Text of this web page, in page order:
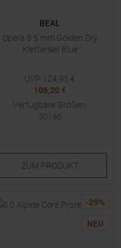
BEAL
Opera 8.5 mm Golden Dry
Kletterseil Blue
UVP 124,95 €
106,20 €
Verfügbare Größen:
30 | 60
ZUM PRODUKT
-29%
NEU